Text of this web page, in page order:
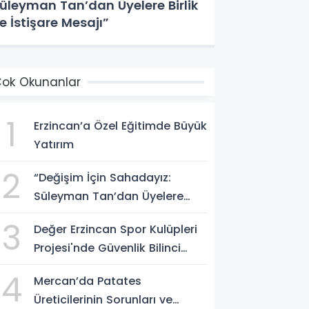
Tan’dan Üyelere Birlik
İstişare Mesajı”
Okunanlar
1
Erzincan’a Özel Eğitimde Büyük
Yatırım
2
“Değişim İçin Sahadayız:
Süleyman Tan’dan Üyelere
3
Değer Erzincan Spor Kulüpleri
Projesi'nde Güvenlik Bilinci
4
Mercan’da Patates
Üreticilerinin Sorunları ve